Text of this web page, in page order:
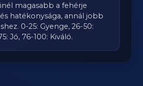
magasabb a fehérje
hatékonysága, annál jobb
0-25: Gyenge, 26-50:
Jó, 76-100: Kiváló.